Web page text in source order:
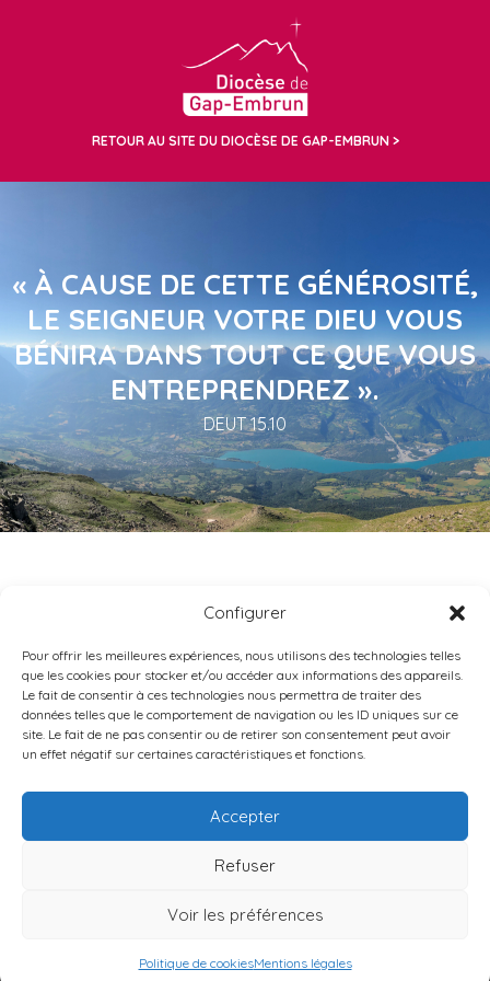
Configurer
Pour offrir les meilleures expériences, nous utilisons des technologies telles
que les cookies pour stocker et/ou accéder aux informations des appareils.
Le fait de consentir à ces technologies nous permettra de traiter des
données telles que le comportement de navigation ou les ID uniques sur ce
site. Le fait de ne pas consentir ou de retirer son consentement peut avoir
un effet négatif sur certaines caractéristiques et fonctions.
Accepter
Refuser
Voir les préférences
Politique de cookiesMentions légales
RETOUR AU SITE DU DIOCÈSE DE GAP-EMBRUN
« À CAUSE DE CETTE GÉNÉROSITÉ,
LE SEIGNEUR VOTRE DIEU VOUS
BÉNIRA DANS TOUT CE QUE VOUS
ENTREPRENDREZ ».
DEUT 15.10
LE POET
DIOCÈSE DE GAP-EMBRUN
9 RUE CAPITAINE DE BRESSON •
TÉL : 04 92 40 02 75
Politique de cookies